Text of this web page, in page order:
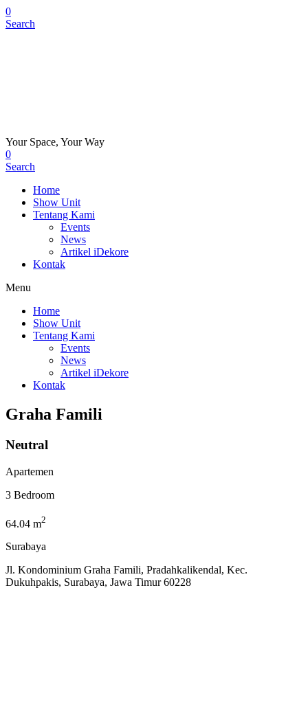
0
Search
Your Space, Your Way
0
Search
Home
Show Unit
Tentang Kami
Events
News
Artikel iDekore
Kontak
Menu
Home
Show Unit
Tentang Kami
Events
News
Artikel iDekore
Kontak
Graha Famili
Neutral
Apartemen
3 Bedroom
64.04 m2
Surabaya
Jl. Kondominium Graha Famili, Pradahkalikendal, Kec.
Dukuhpakis, Surabaya, Jawa Timur 60228